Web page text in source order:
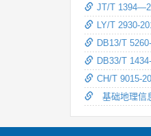
JT/T
LY/T 2930-
DB13/T
DB33/T
CH/T 9015-
基础地理信